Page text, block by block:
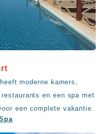
moderne kamers,
en een spa met
een complete vakantie.